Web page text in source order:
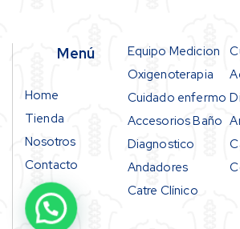
Menú
Home
Tienda
Nosotros
Contacto
Equipo Medicion
Oxigenoterapia
Cuidado enfermo
Accesorios Baño
Diagnostico
Andadores
Catre Clínico